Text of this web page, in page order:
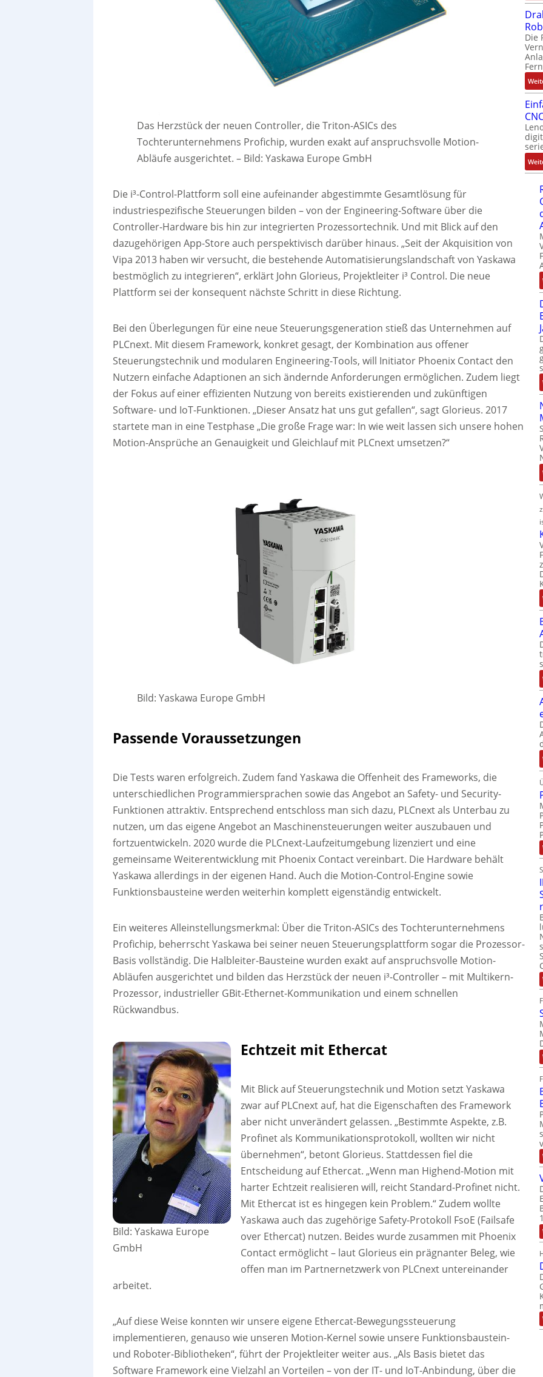
Das Herzstück der neuen Controller, die Triton-ASICs des
Tochterunternehmens Profichip, wurden exakt auf anspruchsvolle Motion-
Abläufe ausgerichtet. – Bild: Yaskawa Europe GmbH
Die i³-Control-Plattform soll eine aufeinander abgestimmte Gesamtlösung für
industriespezifische Steuerungen bilden – von der Engineering-Software über die
Controller-Hardware bis hin zur integrierten Prozessortechnik. Und mit Blick auf den
dazugehörigen App-Store auch perspektivisch darüber hinaus. „Seit der Akquisition von
Vipa 2013 haben wir versucht, die bestehende Automatisierungslandschaft von Yaskawa
bestmöglich zu integrieren“, erklärt John Glorieus, Projektleiter i³ Control. Die neue
Plattform sei der konsequent nächste Schritt in diese Richtung.
Bei den Überlegungen für eine neue Steuerungsgeneration stieß das Unternehmen auf
PLCnext. Mit diesem Framework, konkret gesagt, der Kombination aus offener
Steuerungstechnik und modularen Engineering-Tools, will Initiator Phoenix Contact den
Nutzern einfache Adaptionen an sich ändernde Anforderungen ermöglichen. Zudem liegt
der Fokus auf einer effizienten Nutzung von bereits existierenden und zukünftigen
Software- und IoT-Funktionen. „Dieser Ansatz hat uns gut gefallen“, sagt Glorieus. 2017
startete man in eine Testphase „Die große Frage war: In wie weit lassen sich unsere hohen
Motion-Ansprüche an Genauigkeit und Gleichlauf mit PLCnext umsetzen?“
Bild: Yaskawa Europe GmbH
Passende Voraussetzungen
Die Tests waren erfolgreich. Zudem fand Yaskawa die Offenheit des Frameworks, die
unterschiedlichen Programmiersprachen sowie das Angebot an Safety- und Security-
Funktionen attraktiv. Entsprechend entschloss man sich dazu, PLCnext als Unterbau zu
nutzen, um das eigene Angebot an Maschinensteuerungen weiter auszubauen und
fortzuentwickeln. 2020 wurde die PLCnext-Laufzeitumgebung lizenziert und eine
gemeinsame Weiterentwicklung mit Phoenix Contact vereinbart. Die Hardware behält
Yaskawa allerdings in der eigenen Hand. Auch die Motion-Control-Engine sowie
Funktionsbausteine werden weiterhin komplett eigenständig entwickelt.
Ein weiteres Alleinstellungsmerkmal: Über die Triton-ASICs des Tochterunternehmens
Profichip, beherrscht Yaskawa bei seiner neuen Steuerungsplattform sogar die Prozessor-
Basis vollständig. Die Halbleiter-Bausteine wurden exakt auf anspruchsvolle Motion-
Abläufen ausgerichtet und bilden das Herzstück der neuen i³-Controller – mit Multikern-
Prozessor, industrieller GBit-Ethernet-Kommunikation und einem schnellen
Rückwandbus.
Bild: Yaskawa Europe
GmbH
Echtzeit mit Ethercat
Mit Blick auf Steuerungstechnik und Motion setzt Yaskawa
zwar auf PLCnext auf, hat die Eigenschaften des Framework
aber nicht unverändert gelassen. „Bestimmte Aspekte, z.B.
Profinet als Kommunikationsprotokoll, wollten wir nicht
übernehmen“, betont Glorieus. Stattdessen fiel die
Entscheidung auf Ethercat. „Wenn man Highend-Motion mit
harter Echtzeit realisieren will, reicht Standard-Profinet nicht.
Mit Ethercat ist es hingegen kein Problem.“ Zudem wollte
Yaskawa auch das zugehörige Safety-Protokoll FsoE (Failsafe
over Ethercat) nutzen. Beides wurde zusammen mit Phoenix
Contact ermöglicht – laut Glorieus ein prägnanter Beleg, wie
offen man im Partnernetzwerk von PLCnext untereinander
arbeitet.
„Auf diese Weise konnten wir unsere eigene Ethercat-Bewegungssteuerung
implementieren, genauso wie unseren Motion-Kernel sowie unsere Funktionsbaustein-
und Roboter-Bibliotheken“, führt der Projektleiter weiter aus. „Als Basis bietet das
Software Framework eine Vielzahl an Vorteilen – von der IT- und IoT-Anbindung, über die
Die